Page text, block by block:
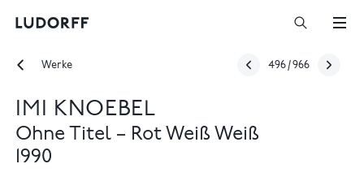
Werke 496 /966
IMI KNOEBEL
Ohne Titel – Rot Weiß Weiß
1990